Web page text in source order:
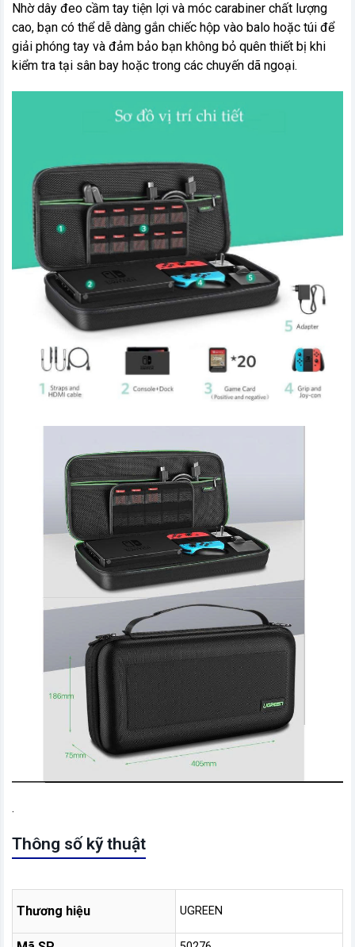
Nhờ dây đeo cầm tay tiện lợi và móc carabiner chất lượng
cao, bạn có thể dễ dàng gắn chiếc hộp vào balo hoặc túi để
giải phóng tay và đảm bảo bạn không bỏ quên thiết bị khi
kiểm tra tại sân bay hoặc trong các chuyến dã ngoại.
.
Thông số kỹ thuật
Thương hiệu UGREEN